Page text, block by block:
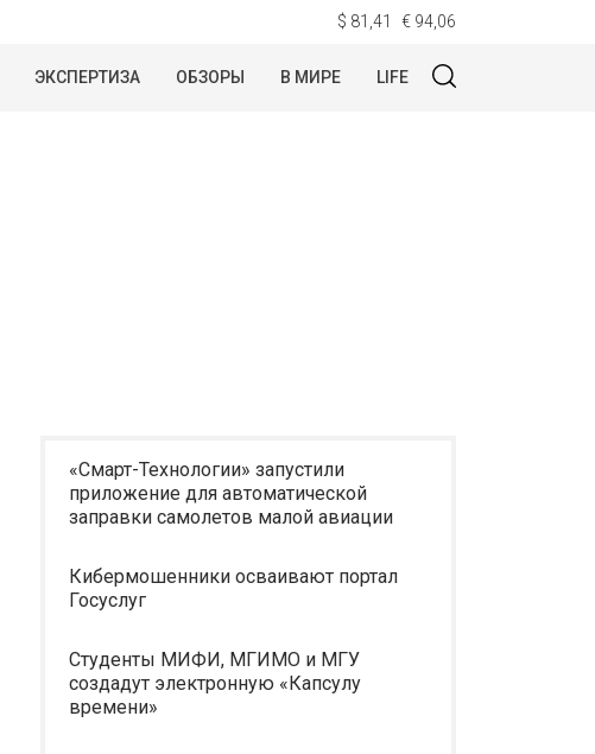
$ 81,41 € 94,06
ЭКСПЕРТИЗА ОБЗОРЫ В МИРЕ LIFE
«Смарт-Технологии» запустили
приложение для автоматической
заправки самолетов малой авиации
Кибермошенники осваивают портал
Госуслуг
Студенты МИФИ, МГИМО и МГУ
создадут электронную «Капсулу
времени»